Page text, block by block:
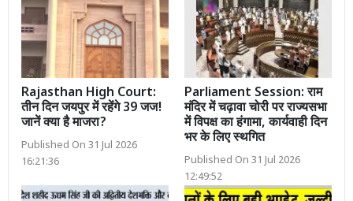
Rajasthan High Court:
तीन दिन जयपुर में रहेंगे 39 जज!
जानें क्या है माजरा?
Published On 31 Jul 2026
16:21:36
Parliament Session: राम
मंदिर में चढ़ावा चोरी पर राज्यसभा
में विपक्ष का हंगामा, कार्यवाही दिन
भर के लिए स्थगित
Published On 31 Jul 2026
12:49:52